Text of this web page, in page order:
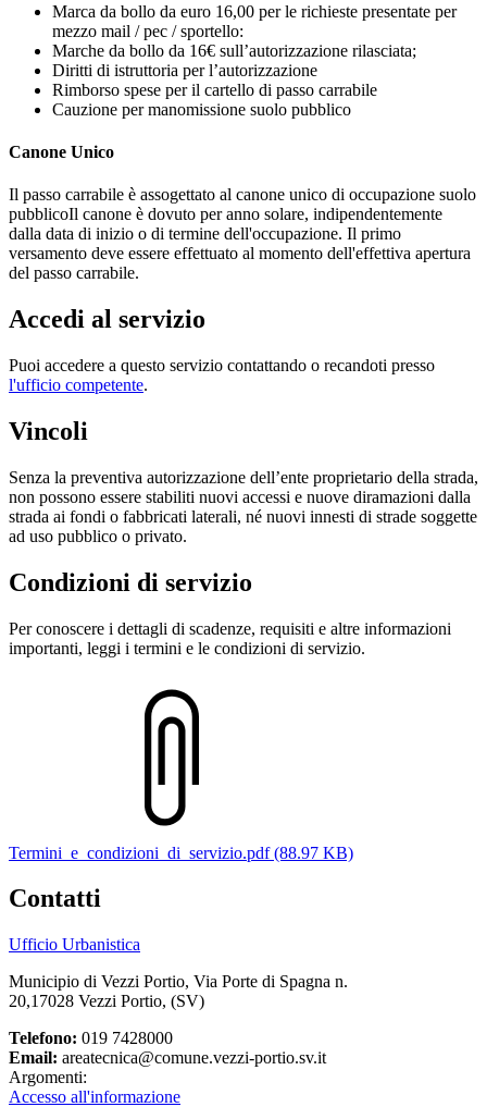
Marca da bollo da euro 16,00 per le richieste presentate per
mezzo mail / pec / sportello:
Marche da bollo da 16€ sull’autorizzazione rilasciata;
Diritti di istruttoria per l’autorizzazione
Rimborso spese per il cartello di passo carrabile
Cauzione per manomissione suolo pubblico
Canone Unico
Il passo carrabile è assogettato al canone unico di occupazione suolo
pubblicoIl canone è dovuto per anno solare, indipendentemente
dalla data di inizio o di termine dell'occupazione. Il primo
versamento deve essere effettuato al momento dell'effettiva apertura
del passo carrabile.
Accedi al servizio
Puoi accedere a questo servizio contattando o recandoti presso
l'ufficio competente.
Vincoli
Senza la preventiva autorizzazione dell’ente proprietario della strada,
non possono essere stabiliti nuovi accessi e nuove diramazioni dalla
strada ai fondi o fabbricati laterali, né nuovi innesti di strade soggette
ad uso pubblico o privato.
Condizioni di servizio
Per conoscere i dettagli di scadenze, requisiti e altre informazioni
importanti, leggi i termini e le condizioni di servizio.
Termini_e_condizioni_di_servizio.pdf (88.97 KB)
Contatti
Ufficio Urbanistica
Municipio di Vezzi Portio, Via Porte di Spagna n.
20,17028 Vezzi Portio, (SV)
Telefono: 019 7428000
Email: areatecnica@comune.vezzi-portio.sv.it
Argomenti:
Accesso all'informazione